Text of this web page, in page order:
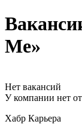
Me»
Нет вакансий
У компании нет
Хабр Карьера